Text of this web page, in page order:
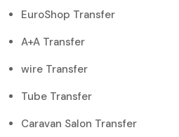
EuroShop Transfer
A+A Transfer
wire Transfer
Tube Transfer
Caravan Salon Transfer